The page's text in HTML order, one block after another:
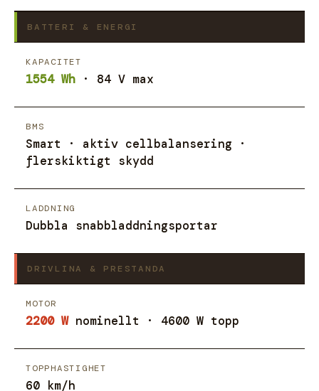
BATTERI & ENERGI
KAPACITET
1554 Wh · 84 V max
BMS
Smart · aktiv cellbalansering ·
flerskiktigt skydd
LADDNING
Dubbla snabbladdningsportar
DRIVLINA & PRESTANDA
MOTOR
2200 Wnominellt · 4600 W topp
TOPPHASTIGHET
60 km/h